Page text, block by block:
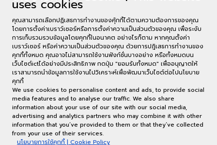
อาคารศูนย์คอมพิวเตอร์ ชั้น 2 62/1 ต.กาฬสินธุ์ อ.เมือง จ.กาฬสินธุ์ 46000
(พื้นที่ในเมือง) : 043-811128 ต่อ 7130 (พื้นที่นามน) : 043-602052
ict@ksu.ac.th
พร้อมใจบริการ พัฒนางานไอที ปรับใช้เทคโนโลยี สนับสนุนมหาวิทยาลัย
uses cookies
คุณสามารถเลือกปฏิเสธการทำงานของคุ้กกี้ได้ตามความต้องการของคุณ
โดยการตั้งค่าเบราว์เซอร์หรือการตั้งค่าความเป็นส่วนตัวของคุณ เพื่อระงับ
การเก็บรวมรวบข้อมูลโดยคุกกี้ในอนาคต อย่างไรก็ตาม หากคุณตั้งค่า
เบราว์เซอร์ หรือค่าความเป็นส่วนตัวของคุณ ด้วยการปฎิเสธการทำงานของ
คุกกี้ทั้งหมด คุณอาจไม่สามารถใช้งานฟังก์ชั่นบางอย่าง หรือทั้งหมดบน
เว็บไซต์ictได้อย่างมีประสิทธิภาพ กดปุ่ม "ยอมรับทั้งหมด" เพื่ออนุญาตให้
เราสามารถนำข้อมูลการใช้งานไปวิเคราะห์เพื่อพัฒนาเว็บไซต์ต่อไปนโยบาย
คุกกี้
We use cookies to personalise content and ads, to provide social
media features and to analyse our traffic. We also share
information about your use of our site with our social media,
advertising and analytics partners who may combine it with other
information that you’ve provided to them or that they’ve collected
from your use of their services.
นโยบายการใช้คุกกี้ | Cookie Policy